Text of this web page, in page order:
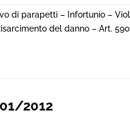
di parapetti – Infortunio –
del danno – Art.
01/2012